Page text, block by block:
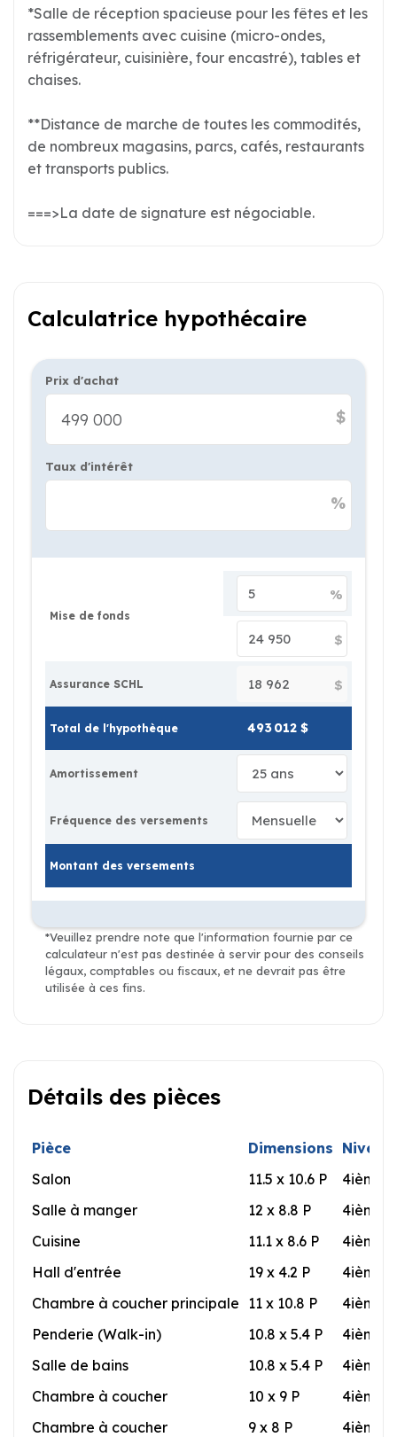
*Salle de réception spacieuse pour les fêtes et les
rassemblements avec cuisine (micro-ondes,
réfrigérateur, cuisinière, four encastré), tables et
chaises.
**Distance de marche de toutes les commodités,
de nombreux magasins, parcs, cafés, restaurants
et transports publics.
===>La date de signature est négociable.
Calculatrice hypothécaire
Prix d'achat
$
Taux d'intérêt
%
Mise de fonds
%
$
Assurance SCHL $
Total de l'hypothèque
Amortissement
Fréquence des versements
Montant des versements
*Veuillez prendre note que l'information fournie par ce
calculateur n'est pas destinée à servir pour des conseils
légaux, comptables ou fiscaux, et ne devrait pas être
utilisée à ces fins.
Détails des pièces
Pièce Dimensions Niveau
Salon
11.5 x 10.6 P
4ième
Salle à manger
12 x 8.8 P
4ième
Cuisine
11.1 x 8.6 P
4ième
Hall d'entrée
19 x 4.2 P
4ième
Chambre à coucher principale 11 x 10.8 P
4ième
Penderie (Walk-in)
10.8 x 5.4 P
4ième
Salle de bains
10.8 x 5.4 P
4ième
Chambre à coucher
10 x 9 P
4ième
Chambre à coucher
9 x 8 P
4ième